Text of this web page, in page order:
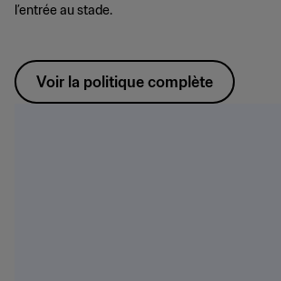
l’entrée au stade.
Voir la politique complète